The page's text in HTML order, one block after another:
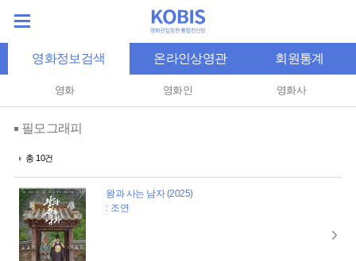
영화정보검색 온라인상영관 회원통계
영화 영화인 영화사
필모그래피
총 10건
왕과 사는 남자 (2025)
: 조연